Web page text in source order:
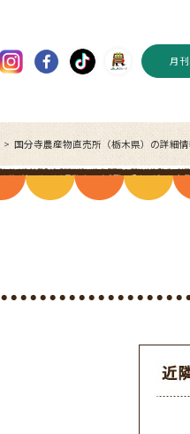
月
国分寺農産物直売所（栃木県）の詳細